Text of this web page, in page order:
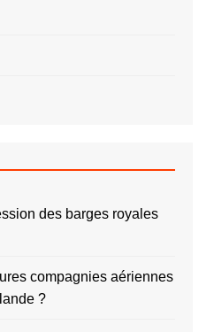
des barges royales
compagnies aériennes
?